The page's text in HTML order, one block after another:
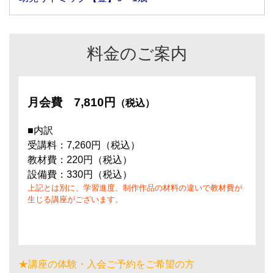
料金のご案内
月会費 7,810円 （税込）
■内訳
受講料：7,260円（税込）
教材費：220円（税込）
設備費：330円（税込）
上記とは別に、学習進度、制作作品の材料の違いで教材費が
生じる講座がございます。
★講座の体験・入会ご予約をご希望の方